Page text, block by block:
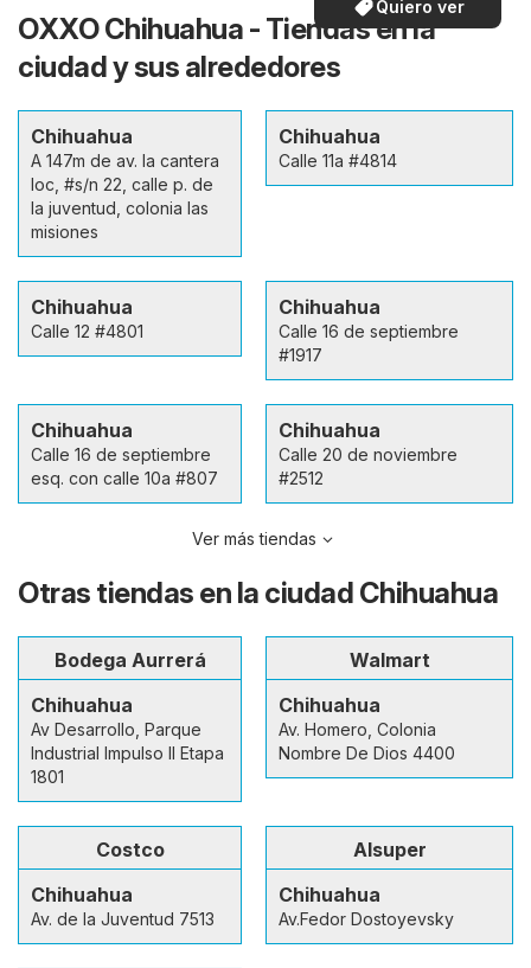
Quiero ver
OXXO Chihuahua - Tiendas en la
ciudad y sus alrededores
Chihuahua
A 147m de av. la cantera
loc, #s/n 22, calle p. de
la juventud, colonia las
misiones
Chihuahua
Calle 11a #4814
Chihuahua
Calle 12 #4801
Chihuahua
Calle 16 de septiembre
#1917
Chihuahua
Calle 16 de septiembre
esq. con calle 10a #807
Chihuahua
Calle 20 de noviembre
#2512
Ver más tiendas
Otras tiendas en la ciudad Chihuahua
Bodega Aurrerá
Chihuahua
Av Desarrollo, Parque
Industrial Impulso II Etapa
1801
Walmart
Chihuahua
Av. Homero, Colonia
Nombre De Dios 4400
Costco
Chihuahua
Av. de la Juventud 7513
Alsuper
Chihuahua
Av.Fedor Dostoyevsky